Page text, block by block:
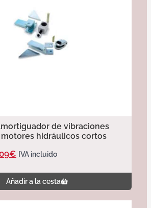
de vibraciones
motores hidráulicos cortos
€ IVA incluido
Añadir a la cesta